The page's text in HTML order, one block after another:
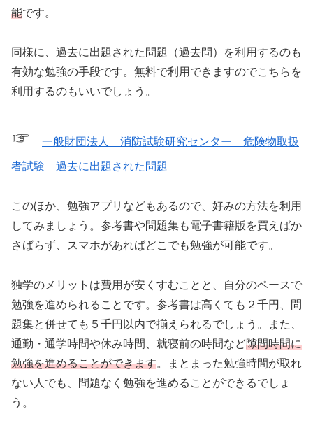
能です。
同様に、過去に出題された問題（過去問）を利用するのも
有効な勉強の手段です。無料で利用できますのでこちらを
利用するのもいいでしょう。
☞ 一般財団法人 消防試験研究センター 危険物取扱
者試験 過去に出題された問題
このほか、勉強アプリなどもあるので、好みの方法を利用
してみましょう。参考書や問題集も電子書籍版を買えばか
さばらず、スマホがあればどこでも勉強が可能です。
独学のメリットは費用が安くすむことと、自分のペースで
勉強を進められることです。参考書は高くても２千円、問
題集と併せても５千円以内で揃えられるでしょう。また、
通勤・通学時間や休み時間、就寝前の時間など隙間時間に
勉強を進めることができます。まとまった勉強時間が取れ
ない人でも、問題なく勉強を進めることができるでしょ
う。